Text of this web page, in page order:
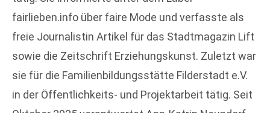
fairlieben.info über faire Mode und verfasste als
freie Journalistin Artikel für das Stadtmagazin Lift
sowie die Zeitschrift Erziehungskunst. Zuletzt war
sie für die Familienbildungsstätte Filderstadt e.V.
in der Öffentlichkeits- und Projektarbeit tätig. Seit